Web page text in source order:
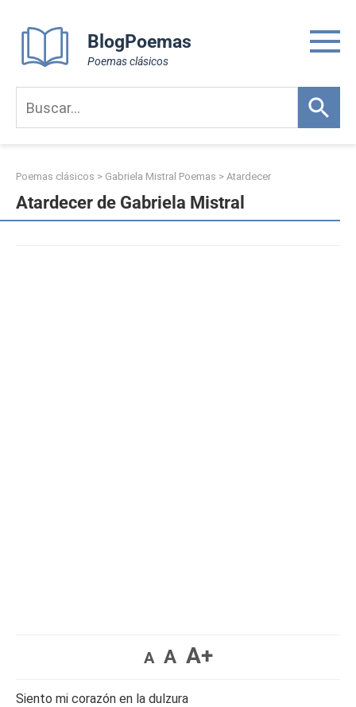
content
BlogPoemas
Poemas clásicos
Poemas clásicos > Gabriela Mistral Poemas > Atardecer
Atardecer de Gabriela Mistral
A A A+
Siento mi corazón en la dulzura